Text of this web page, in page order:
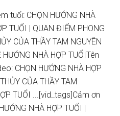
tuổi: CHỌN HƯỚNG NHÀ
TUỔI | QUAN ĐIỂM PHONG
CỦA THẦY TAM NGUYÊN
HƯỚNG NHÀ HỢP TUỔITên
CHỌN HƯỚNG NHÀ HỢP
CỦA THẦY TAM
TUỔI ...[vid_tags]Cảm ơn
NHÀ HỢP TUỔI |